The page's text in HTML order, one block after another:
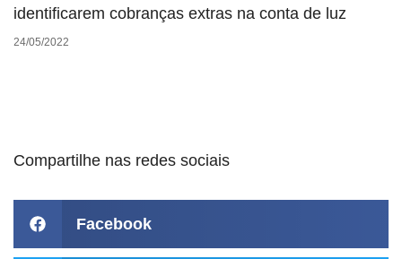
identificarem cobranças extras na conta de luz
24/05/2022
Compartilhe nas redes sociais
Facebook